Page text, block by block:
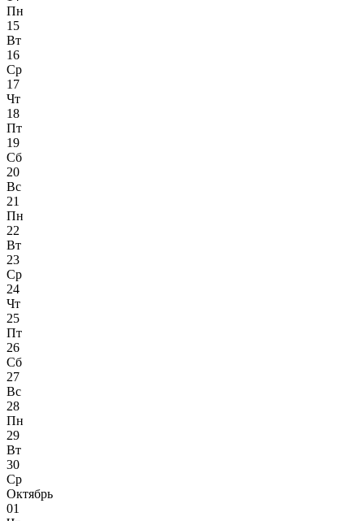
Пн
15
Вт
16
Ср
17
Чт
18
Пт
19
Сб
20
Вс
21
Пн
22
Вт
23
Ср
24
Чт
25
Пт
26
Сб
27
Вс
28
Пн
29
Вт
30
Ср
Октябрь
01